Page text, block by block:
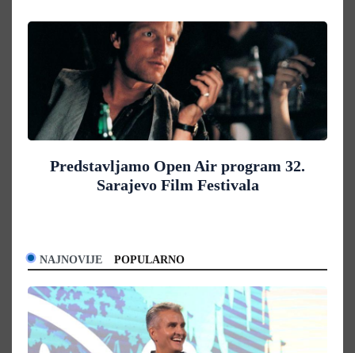
Predstavljamo Open Air program 32.
Sarajevo Film Festivala
NAJNOVIJE POPULARNO